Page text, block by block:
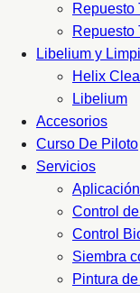
Repuesto
Repuesto
Libelium y
Helix
Libelium
Accesorios
Curso De Piloto
Servicios
Control
Control
Siembra
Pintura